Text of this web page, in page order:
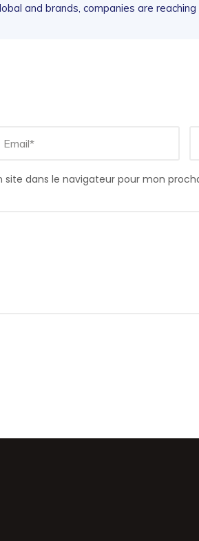
and brands, companies are reaching
dans le navigateur pour mon